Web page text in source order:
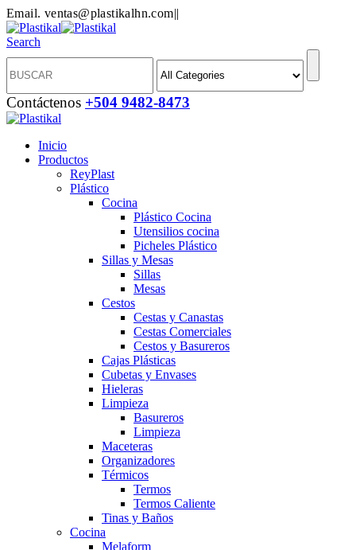
Email. ventas@plastikalhn.com||
Search
Contáctenos +504 9482-8473
Inicio
Productos
ReyPlast
Plástico
Cocina
Plástico Cocina
Utensilios cocina
Picheles Plástico
Sillas y Mesas
Sillas
Mesas
Cestos
Cestas y Canastas
Cestas Comerciales
Cestos y Basureros
Cajas Plásticas
Cubetas y Envases
Hieleras
Limpieza
Basureros
Limpieza
Maceteras
Organizadores
Térmicos
Termos
Termos Caliente
Tinas y Baños
Cocina
Melaform